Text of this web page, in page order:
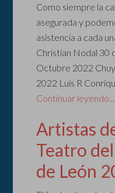
Como siempre la
asegurada y
asistencia a cada
Christian Nodal 30
Octubre 2022
2022 Luis R
Continuar leyendo...
Artistas
Teatro
de León